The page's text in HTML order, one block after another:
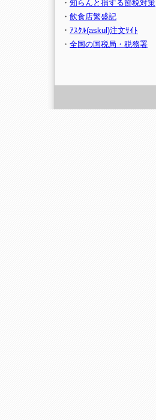
・ 知らんと損する節税対策
・ 飲食店繁盛記
・ ｱｽｸﾙ(askul)注文ｻｲﾄ
・ 全国の国税局・税務署